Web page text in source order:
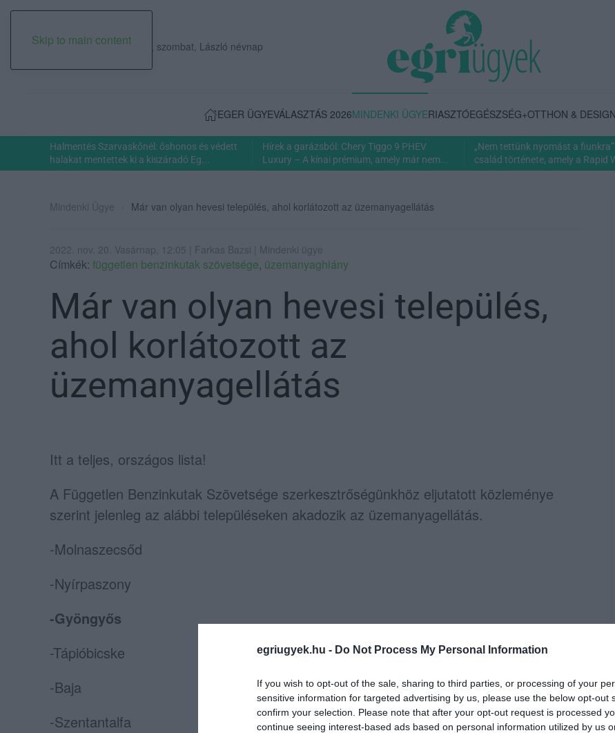
egriugyek.hu - Do Not Process My Personal Information
If you wish to opt-out of the sale, sharing to third parties, or processing of your
sensitive information for targeted advertising by us, please use the below opt-out
confirm your selection. Please note that after your opt-out request is processed
continue seeing interest-based ads based on personal information utilized by us
Skip to main content
2026. augusztus 08., szombat, László névnap
EGER ÜGYEVÁLASZTÁS 2026MINDENKI ÜGYERIASZTÓEGÉSZSÉG+OTTHON & DESIGN
Halmentés Szarvaskőnél: őshonos és védett
halakat mentettek ki a kiszáradó Eg...
Hírek a garázsból: Chery Tiggo 9 PHEV
Luxury – A kínai prémium, amely már nem...
„Nem tettünk nyomást a
család története, amely a Rapid
Mindenki Ügye Már van olyan hevesi település, ahol korlátozott az üzemanyagellátás
2022. nov. 20. Vasárnap, 12:05 | Farkas Bazsi | Mindenki ügye
Címkék: független benzinkutak szövetsége, üzemanyaghiány
Már van olyan hevesi település,
ahol korlátozott az
üzemanyagellátás
Itt a teljes, országos lista!
A Független Benzinkutak Szövetsége szerkesztrőségünkhöz eljutatott közleménye
szerint jelenleg az alábbi településeken akadozik az üzemanyagellátás.
-Molnaszecsőd
-Nyírpaszony
-Gyöngyős
-Tápióbicske
-Baja
-Szentantalfa